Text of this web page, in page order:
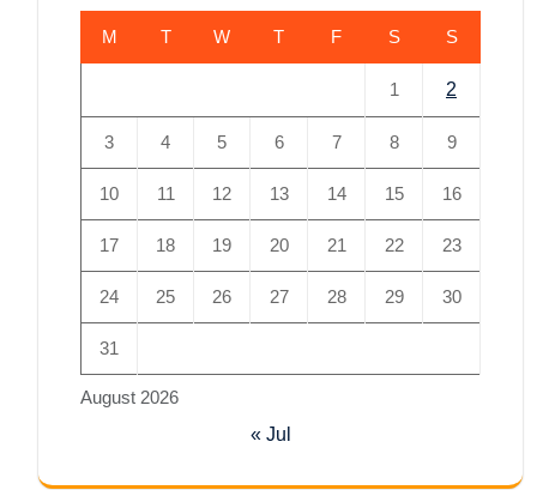
August 2026
M T W T F S S
1 2
3 4 5 6 7 8 9
10 11 12 13 14 15 16
17 18 19 20 21 22 23
24 25 26 27 28 29 30
31
« Jul